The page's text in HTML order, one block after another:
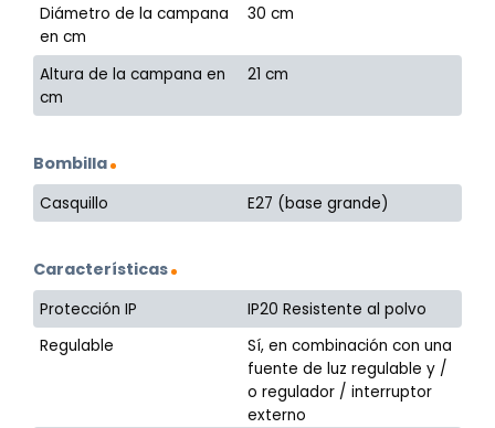
Diámetro de la campana
en cm
30 cm
Altura de la campana en
cm
21 cm
Bombilla
Casquillo E27 (base grande)
Características
Protección IP
IP20 Resistente al polvo
Regulable
Sí, en combinación con una
fuente de luz regulable y /
o regulador / interruptor
externo